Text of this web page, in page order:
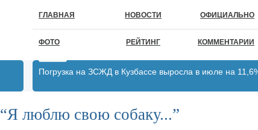
ГЛАВНАЯ НОВОСТИ ОФИЦИАЛЬНО
ФОТО РЕЙТИНГ КОММЕНТАРИИ
Погрузка на ЗСЖД в Кузбассе выросла в июле на
“Я люблю свою собаку...”